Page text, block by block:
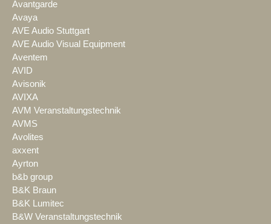
Avantgarde
Avaya
AVE Audio Stuttgart
AVE Audio Visual Equipment
Aventem
AVID
Avisonik
AVIXA
AVM Veranstaltungstechnik
AVMS
Avolites
axxent
Ayrton
b&b group
B&K Braun
B&K Lumitec
B&W Veranstaltungstechnik